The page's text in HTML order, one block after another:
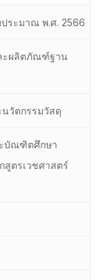
ระมาณ พ.ศ. 2566
ะผลิตภัณฑ์ฐาน
วัตกรรมวัสดุ
ะบัณฑิตศึกษา
ตรเวชศาสตร์